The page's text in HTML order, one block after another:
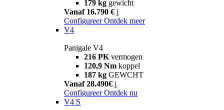
179 kg gewicht
Vanaf 16.790 € i
Configureer Ontdek meer
V4
Panigale V4
216 PK vermogen
120,9 Nm koppel
187 kg GEWCHT
Vanaf 28.490€ i
Configureer Ontdek nu
V4 S